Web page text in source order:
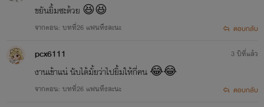
ขยันยิ้มซะด้วย 😆😆
จากตอน: บทที่26 แฟนหึงละนะ ตอบกลับ
pcx6111
งานเข้าแน่ นับได้มั้ยว่าไปยิ้มให้กี่คน 😂😂
จากตอน: บทที่26 แฟนหึงละนะ
3 ปีที่แล้ว
ตอบกลับ